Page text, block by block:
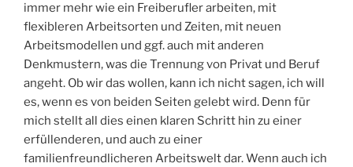
immer mehr wie ein Freiberufler arbeiten, mit
flexibleren Arbeitsorten und Zeiten, mit neuen
Arbeitsmodellen und ggf. auch mit anderen
Denkmustern, was die Trennung von Privat und Beruf
angeht. Ob wir das wollen, kann ich nicht sagen, ich will
es, wenn es von beiden Seiten gelebt wird. Denn für
mich stellt all dies einen klaren Schritt hin zu einer
erfüllenderen, und auch zu einer
familienfreundlicheren Arbeitswelt dar. Wenn auch ich